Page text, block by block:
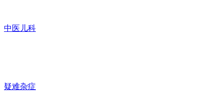
中医儿科
疑难杂症